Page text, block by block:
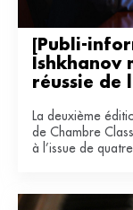
[Publi-
Ishkhanov
réussie de
La deuxième
de Chambre
à l’issue de